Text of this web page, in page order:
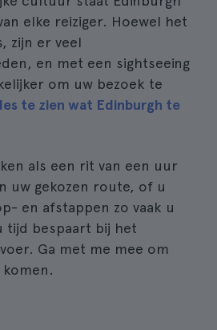
elke reiziger. Hoewel het
zijn er veel
en met een sightseeing
om uw bezoek te
te zien wat Edinburgh te
als een rit van een uur
uw gekozen route, of u
en afstappen zo vaak u
tijd bespaart bij het
Ga met me mee om